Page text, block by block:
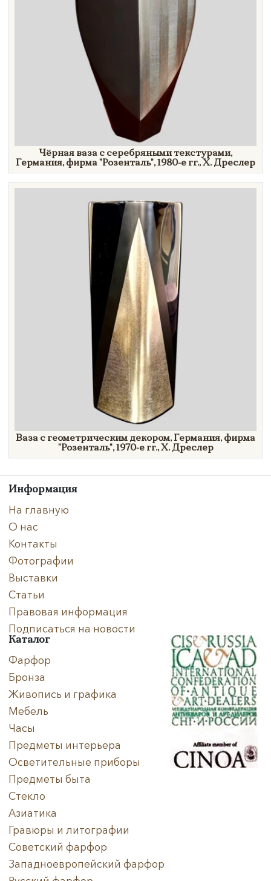
Чёрная ваза с серебряными текстурами,
Германия, фирма"Розенталь",1980-е гг.,Х. Дреслер
Ваза с геометрическим декором, Германия, фирма
"Розенталь", 1970-е гг., Х. Дреслер
Информация
На главную
О нас
Контакты
Фотографии
Выставки
Статьи
Правовая информация
Подписаться на новости
Каталог
Фарфор
Бронза
Живопись и графика
Мебель
Часы
Предметы интерьера
Осветительные приборы
Предметы быта
Стекло
Азиатика
Гравюры и литографии
Советский фарфор
Западноевропейский фарфор